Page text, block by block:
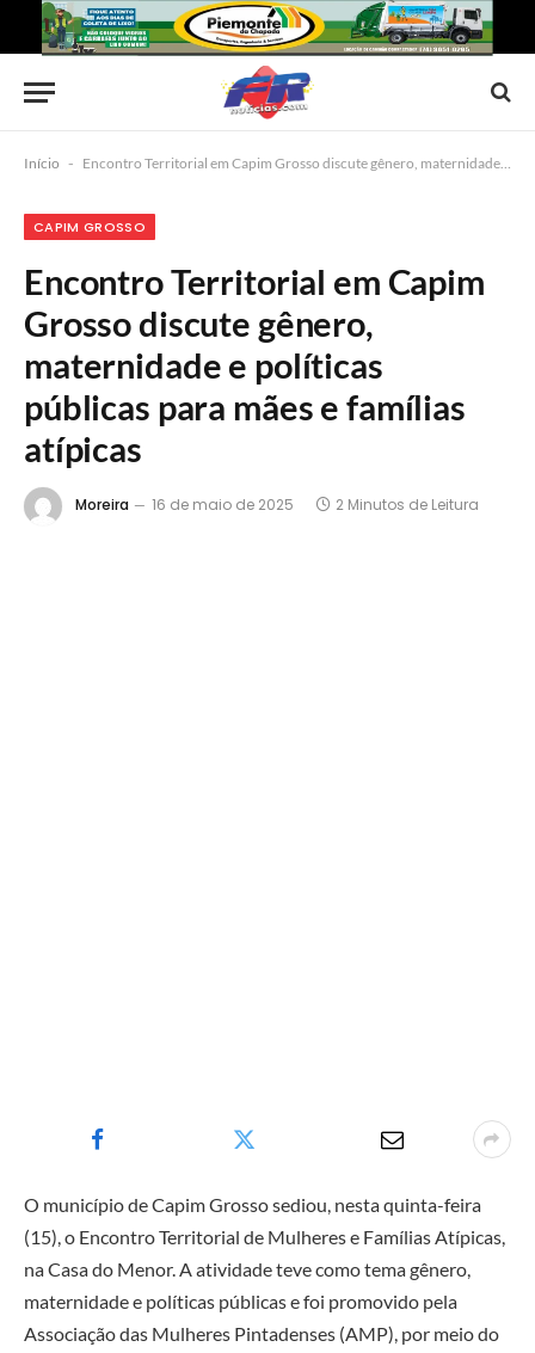
Início - Encontro Territorial em Capim Grosso discute gênero, maternidade e políticas públicas para mães e famílias atípicas
CAPIM GROSSO
Encontro Territorial em Capim
Grosso discute gênero,
maternidade e políticas
públicas para mães e famílias
atípicas
Moreira 16 de maio de 2025 2 Minutos de Leitura
O município de Capim Grosso sediou, nesta quinta-feira
(15), o Encontro Territorial de Mulheres e Famílias Atípicas,
na Casa do Menor. A atividade teve como tema gênero,
maternidade e políticas públicas e foi promovido pela
Associação das Mulheres Pintadenses (AMP), por meio do